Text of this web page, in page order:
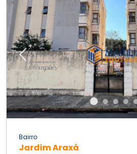
Previous
Bairro
Jardim Araxá